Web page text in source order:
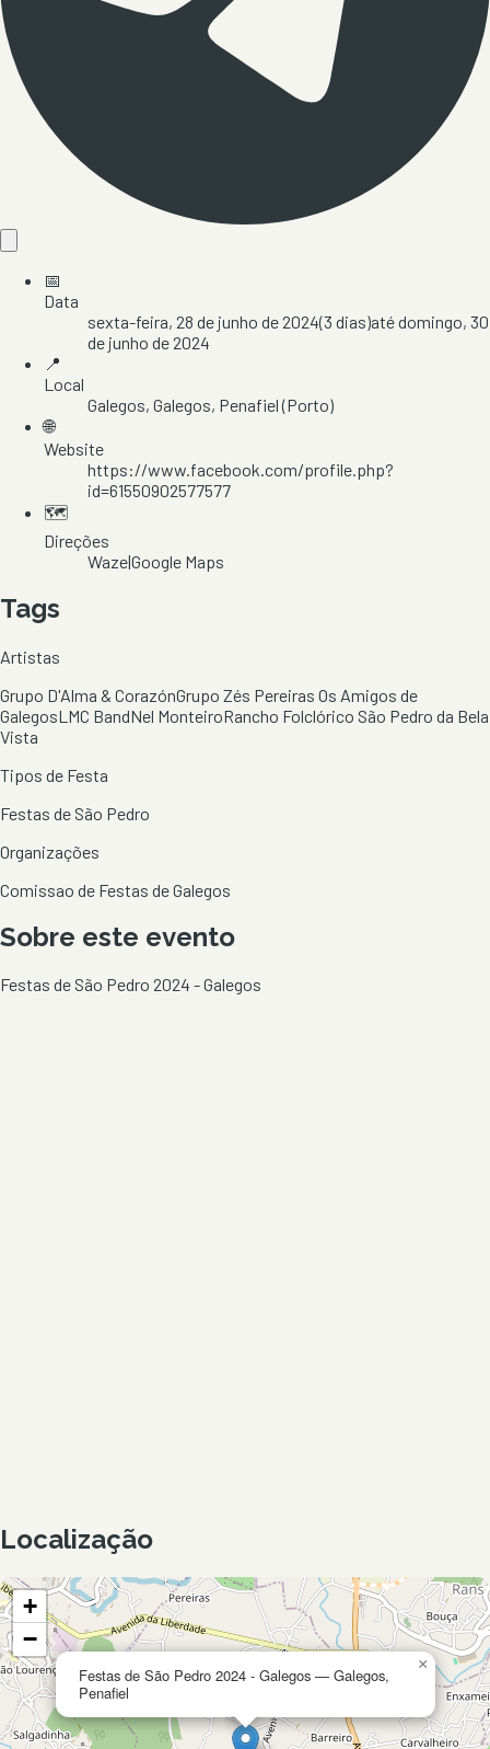
📅
Data
sexta-feira, 28 de junho de 2024(3 dias)atédomingo, 30
de junho de 2024
📍
Local
Galegos, Galegos, Penafiel(Porto)
🌐
Website
https://www.facebook.com/profile.php?
id=61550902577577
🗺️
Direções
Waze|Google Maps
Tags
Artistas
Grupo D'Alma & CorazónGrupo Zés Pereiras Os Amigos de
GalegosLMC BandNel MonteiroRancho Folclórico São Pedro da Bela
Vista
Tipos de Festa
Festas de São Pedro
Organizações
Comissao de Festas de Galegos
Sobre este evento
Festas de São Pedro 2024 - Galegos
Localização
Festas de São Pedro 2024 - Galegos — Galegos,
Penafiel
×
+
−